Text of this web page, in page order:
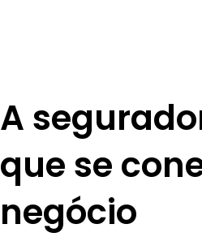
A
que se
negócio